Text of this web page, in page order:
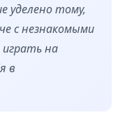
уделено тому,
с незнакомыми
играть на
в